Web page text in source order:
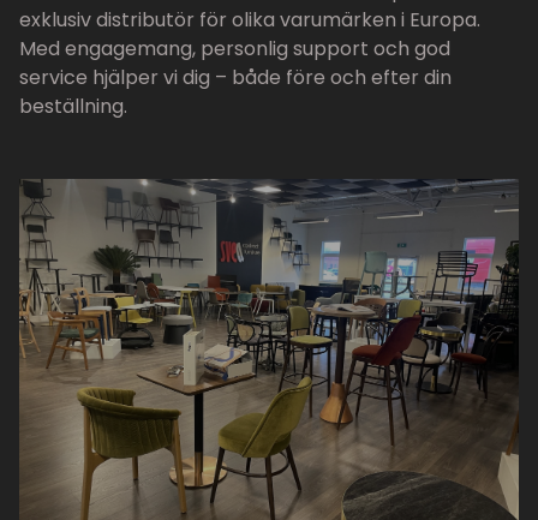
exklusiv distributör för olika varumärken i Europa.
Med engagemang, personlig support och god
service hjälper vi dig – både före och efter din
beställning.